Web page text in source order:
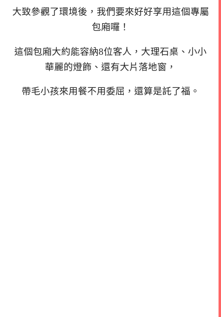
大致參觀了環境後，我們要來好好享用這個專屬
包廂囉！
這個包廂大約能容納8位客人，大理石桌、小小
華麗的燈飾、還有大片落地窗，
帶毛小孩來用餐不用委屈，還算是託了福。